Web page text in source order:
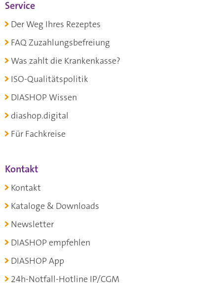
Service
Der Weg Ihres Rezeptes
FAQ Zuzahlungsbefreiung
Was zahlt die Krankenkasse?
ISO-Qualitätspolitik
DIASHOP Wissen
diashop.digital
Für Fachkreise
Kontakt
Kontakt
Kataloge & Downloads
Newsletter
DIASHOP empfehlen
DIASHOP App
24h-Notfall-Hotline IP/CGM